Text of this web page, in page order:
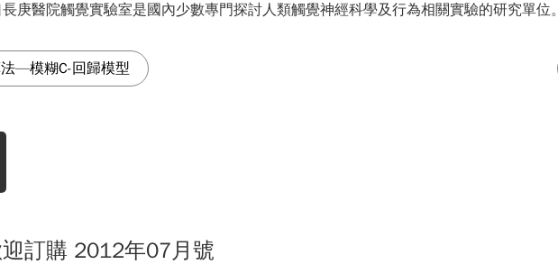
庚醫院觸覺實驗室是國內少數專門探討人類觸覺神經科學及行為相關實驗的研究單位。
—模糊C-回歸模型
訂購 2012年07月號